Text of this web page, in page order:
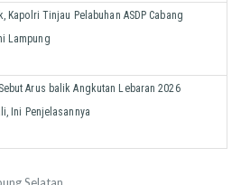
Kapolri Tinjau Pelabuhan ASDP Cabang
Lampung
Sebut Arus balik Angkutan Lebaran 2026
Ini Penjelasannya